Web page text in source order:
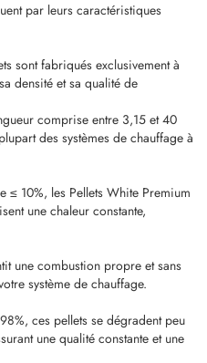
par leurs caractéristiques
sont fabriqués exclusivement à
densité et sa qualité de
comprise entre 3,15 et 40
des systèmes de chauffage à
10%, les Pellets White Premium
une chaleur constante,
une combustion propre et sans
système de chauffage.
ces pellets se dégradent peu
une qualité constante et une